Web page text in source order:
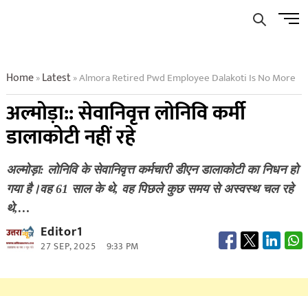
Menu
Home»Latest»Almora Retired Pwd Employee Dalakoti Is No More
अल्मोड़ा:: सेवानिवृत्त लोनिवि कर्मी
डालाकोटी नहीं रहे
अल्मोड़ा: लोनिवि के सेवानिवृत्त कर्मचारी डीएन डालाकोटी का निधन हो
गया है।वह 61 साल के थे, वह पिछले कुछ समय से अस्वस्थ चल रहे
थे,…
Editor1
27 SEP, 2025 9:33 PM